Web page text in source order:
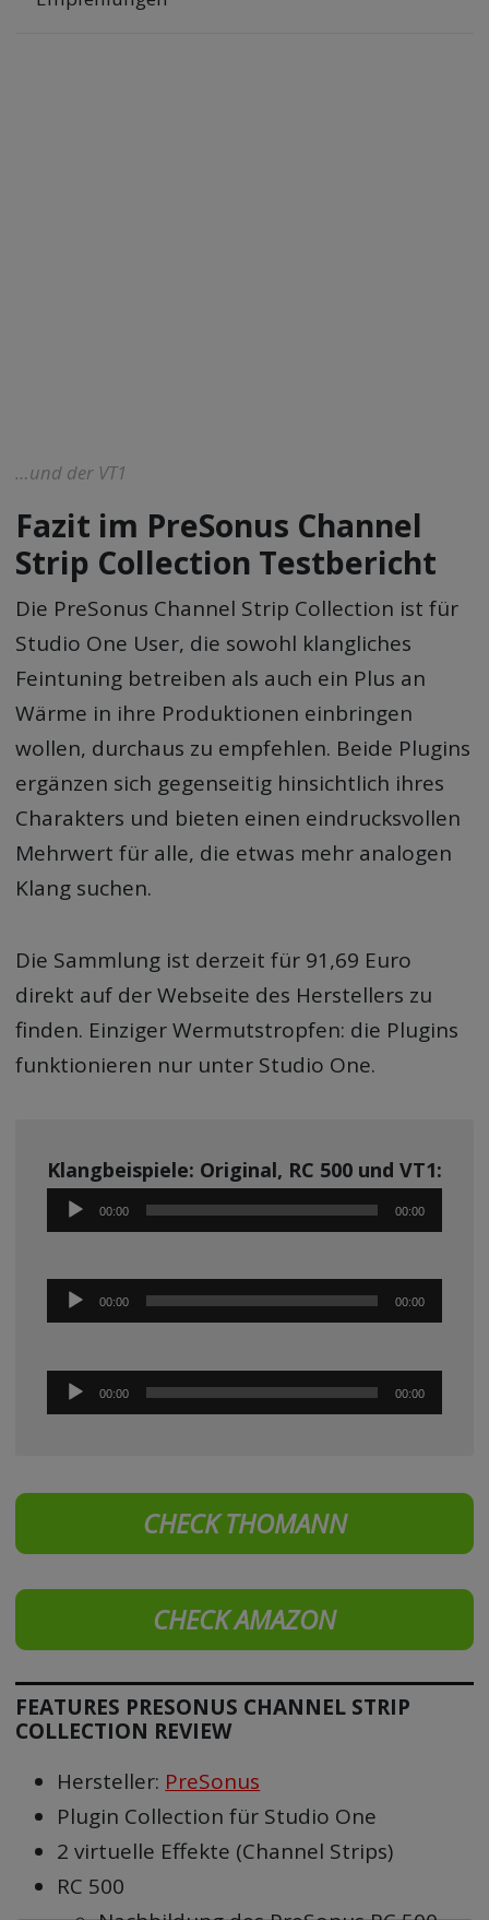
…und der VT1
Fazit im PreSonus Channel
Strip Collection Testbericht
Die PreSonus Channel Strip Collection ist für
Studio One User, die sowohl klangliches
Feintuning betreiben als auch ein Plus an
Wärme in ihre Produktionen einbringen
wollen, durchaus zu empfehlen. Beide Plugins
ergänzen sich gegenseitig hinsichtlich ihres
Charakters und bieten einen eindrucksvollen
Mehrwert für alle, die etwas mehr analogen
Klang suchen.
Die Sammlung ist derzeit für 91,69 Euro
direkt auf der Webseite des Herstellers zu
finden. Einziger Wermutstropfen: die Plugins
funktionieren nur unter Studio One.
Klangbeispiele: Original, RC 500 und VT1:
Audio-00:00 00:00
Audio-00:00 00:00
Audio-00:00 00:00
CHECK THOMANN
CHECK AMAZON
FEATURES PRESONUS CHANNEL STRIP
COLLECTION REVIEW
Hersteller: PreSonus
Plugin Collection für Studio One
2 virtuelle Effekte (Channel Strips)
RC 500